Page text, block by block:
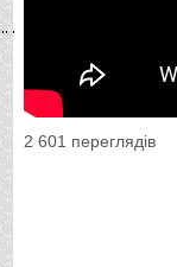
2 601 переглядів